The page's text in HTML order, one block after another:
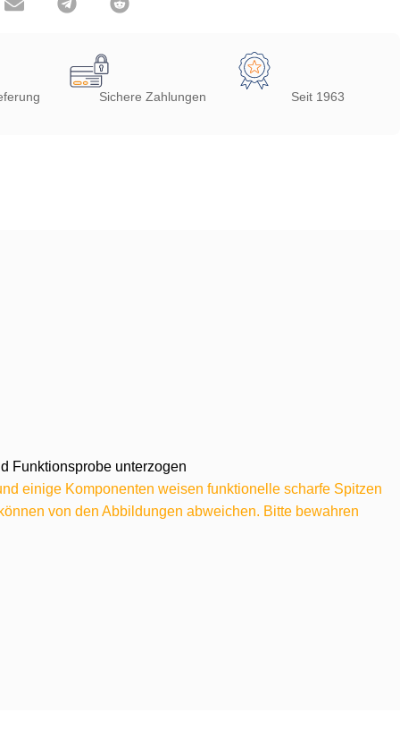
Sichere Zahlungen Seit 1963
Funktionsprobe unterzogen
einige Komponenten weisen funktionelle scharfe Spitzen
von den Abbildungen abweichen. Bitte bewahren